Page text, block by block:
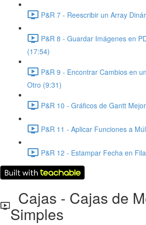
P&R 7 - Reescribir un Array
P&R 8 - Guardar Imágenes en
(17:54)
P&R 9 - Encontrar Cambios en
Otro (9:31)
P&R 10 - Gráficos de Gantt
P&R 11 - Aplicar Funciones a
P&R 12 - Estampar Fecha en
Cajas - Cajas de
Simples